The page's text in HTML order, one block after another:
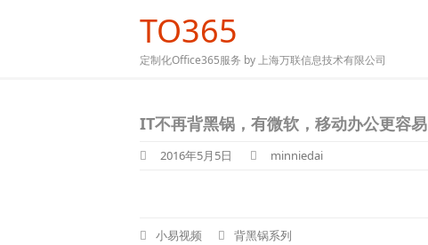
TO365
定制化Office365服务 by 上海万联信息技术有限公司
IT不再背黑锅，有微软，移动办公更容易
2016年5月5日 minniedai
小易视频 背黑锅系列